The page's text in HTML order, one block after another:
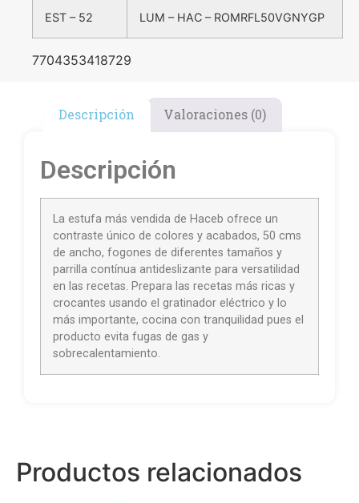
EST – 52 LUM – HAC – ROMRFL50VGNYGP
7704353418729
Descripción Valoraciones (0)
Descripción
La estufa más vendida de Haceb ofrece un
contraste único de colores y acabados, 50 cms
de ancho, fogones de diferentes tamaños y
parrilla contínua antideslizante para versatilidad
en las recetas. Prepara las recetas más ricas y
crocantes usando el gratinador eléctrico y lo
más importante, cocina con tranquilidad pues el
producto evita fugas de gas y
sobrecalentamiento.
Productos relacionados